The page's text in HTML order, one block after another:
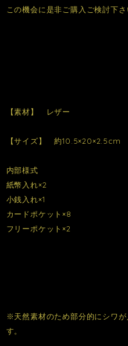
この機会に是非ご購入ご検討下さ
【素材】 レザー
【サイズ】 約10.5×20×2.5cm
内部様式
紙幣入れ×2
小銭入れ×1
カードポケット×8
フリーポケット×2
※天然素材のため部分的にシワ
す。